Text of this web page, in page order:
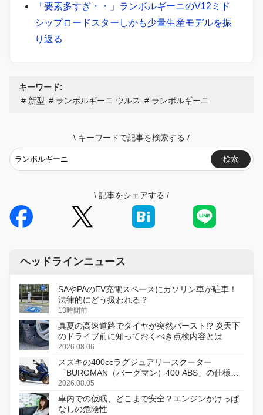
「要素多すぎ・・」ランボルギーニのV12ミド
シップロードスターしかも少量生産モデルを振
り返る
キーワード:
新型
ランボルギーニ ウルス ランボルギーニ
\ キーワードで記事を検索する /
検索
\ 記事をシェアする /
ヘッドラインニュース
SAやPAのEV充電スペースにガソリン車が駐車！
法律的にどう扱われる？
13時間前
真夏の高速道路でタイヤが突然バースト!? 炎天下
のドライブ前に知っておくべき点検内容とは
2026.08.06
スズキの400ccラグジュアリースクーター
「BURGMAN（バーグマン）400 ABS」の仕様を
変更し、8月18日に発売
2026.08.05
車内での仮眠、どこまで安全？エンジンかけっぱ
なしの危険性